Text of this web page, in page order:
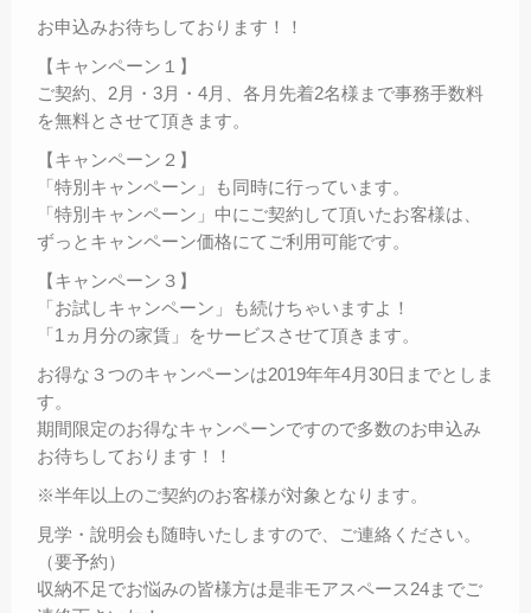
お申込みお待ちしております！！
【キャンペーン１】
ご契約、2月・3月・4月、各月先着2名様まで事務手数料
を無料とさせて頂きます。
【キャンペーン２】
「特別キャンペーン」も同時に行っています。
「特別キャンペーン」中にご契約して頂いたお客様は、
ずっとキャンペーン価格にてご利用可能です。
【キャンペーン３】
「お試しキャンペーン」も続けちゃいますよ！
「1ヵ月分の家賃」をサービスさせて頂きます。
お得な３つのキャンペーンは2019年年4月30日までとしま
す。
期間限定のお得なキャンペーンですので多数のお申込み
お待ちしております！！
※半年以上のご契約のお客様が対象となります。
見学・說明会も随時いたしますので、ご連絡ください。
（要予約）
収納不足でお悩みの皆様方は是非モアスペース24までご